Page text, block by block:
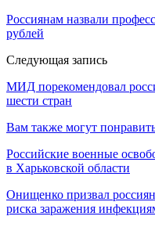
Россиянам назвали
рублей
Следующая запись
МИД порекомендовал
шести стран
Вам также могут
Российские военные
в Харьковской области
Онищенко призвал
риска заражения